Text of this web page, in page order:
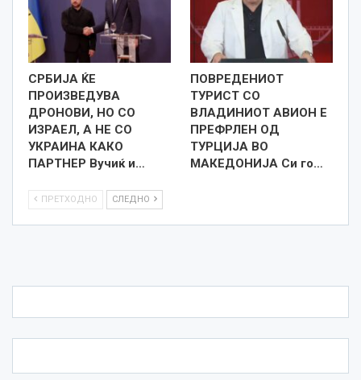
СРБИЈА ЌЕ
ПРОИЗВЕДУВА
ДРОНОВИ, НО СО
ИЗРАЕЛ, А НЕ СО
УКРАИНА КАКО
ПАРТНЕР Вучиќ и…
ПОВРЕДЕНИОТ
ТУРИСТ СО
ВЛАДИНИОТ АВИОН Е
ПРЕФРЛЕН ОД
ТУРЦИЈА ВО
МАКЕДОНИЈА Си го…
ПРЕТХОДНО СЛЕДНО